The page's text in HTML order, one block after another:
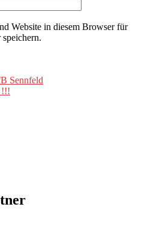
Website in diesem Browser für
Sennfeld
!!!